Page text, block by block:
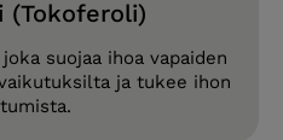
(Tokoferoli)
suojaa ihoa vapaiden
ja tukee ihon